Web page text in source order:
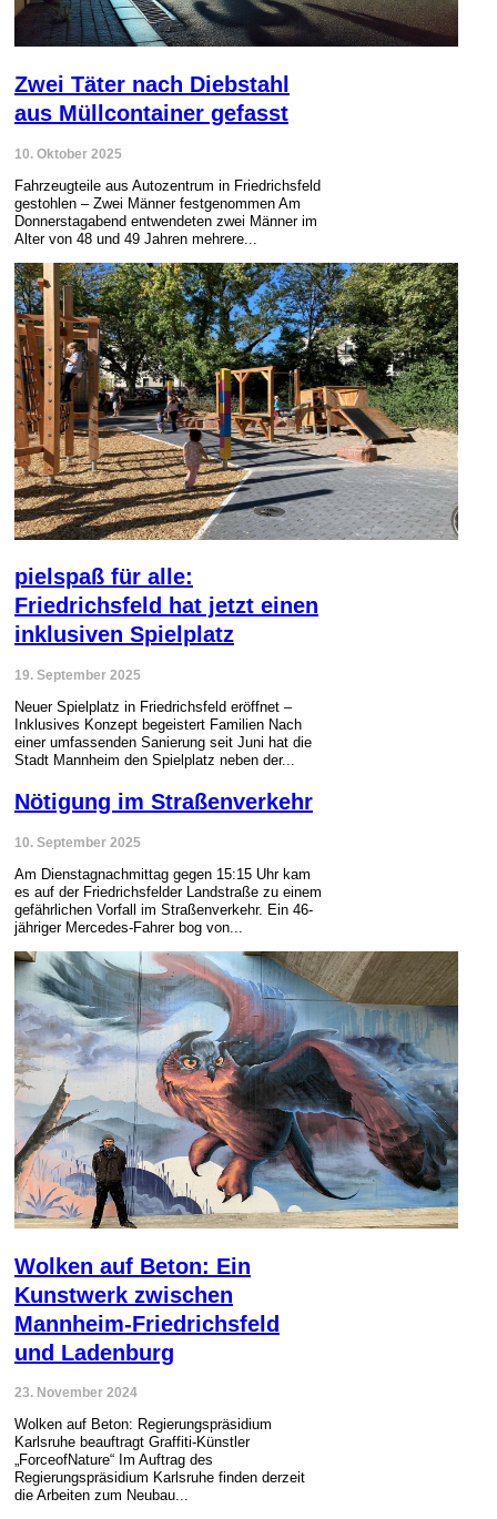
Zwei Täter nach Diebstahl
aus Müllcontainer gefasst
10. Oktober 2025
Fahrzeugteile aus Autozentrum in Friedrichsfeld
gestohlen – Zwei Männer festgenommen Am
Donnerstagabend entwendeten zwei Männer im
Alter von 48 und 49 Jahren mehrere...
pielspaß für alle:
Friedrichsfeld hat jetzt einen
inklusiven Spielplatz
19. September 2025
Neuer Spielplatz in Friedrichsfeld eröffnet –
Inklusives Konzept begeistert Familien Nach
einer umfassenden Sanierung seit Juni hat die
Stadt Mannheim den Spielplatz neben der...
Nötigung im Straßenverkehr
10. September 2025
Am Dienstagnachmittag gegen 15:15 Uhr kam
es auf der Friedrichsfelder Landstraße zu einem
gefährlichen Vorfall im Straßenverkehr. Ein 46-
jähriger Mercedes-Fahrer bog von...
Wolken auf Beton: Ein
Kunstwerk zwischen
Mannheim-Friedrichsfeld
und Ladenburg
23. November 2024
Wolken auf Beton: Regierungspräsidium
Karlsruhe beauftragt Graffiti-Künstler
„ForceofNature“ Im Auftrag des
Regierungspräsidium Karlsruhe finden derzeit
die Arbeiten zum Neubau...